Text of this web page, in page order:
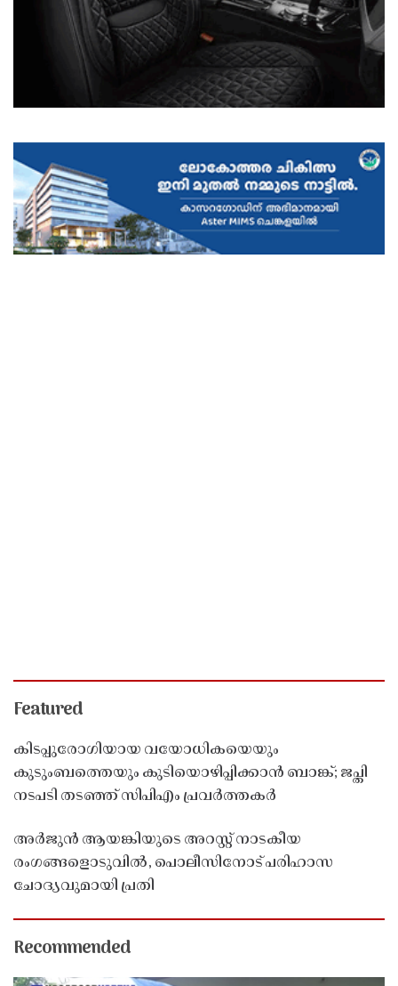
Featured
കിടപ്പുരോഗിയായ വയോധികയെയും
കുടുംബത്തെയും കുടിയൊഴിപ്പിക്കാൻ ബാങ്ക്; ജപ്തി
നടപടി തടഞ്ഞ് സിപിഎം പ്രവർത്തകർ
അർജുൻ ആയങ്കിയുടെ അറസ്റ്റ് നാടകീയ
രംഗങ്ങളൊടുവിൽ, പൊലീസിനോട് പരിഹാസ
ചോദ്യവുമായി പ്രതി
Recommended